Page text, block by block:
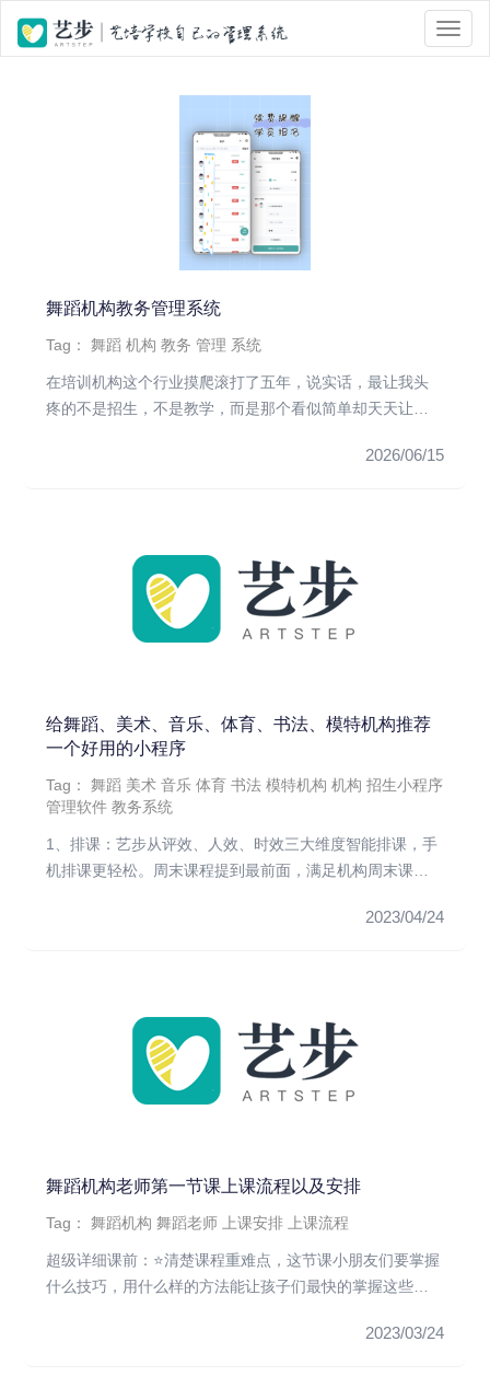
位置 : 首页 > Tag 标签页面 > 舞蹈
舞蹈机构教务管理系统
Tag：舞蹈 机构 教务 管理 系统
在培训机构这个行业摸爬滚打了五年，说实话，最让我头
疼的不是招生，不是教学，而是那个看似简单却天天让我
2026/06/15
给舞蹈、美术、音乐、体育、书法、模特机构推荐
一个好用的小程序
Tag：舞蹈 美术 音乐 体育 书法 模特机构 机构 招生小程序
管理软件 教务系统
1、排课：艺步从评效、人效、时效三大维度智能排课，手
机排课更轻松。周末课程提到最前面，满足机构周末课程
2023/04/24
舞蹈机构老师第一节课上课流程以及安排
Tag：舞蹈机构 舞蹈老师 上课安排 上课流程
超级详细课前：⭐️清楚课程重难点，这节课小朋友们要掌握
什么技巧，用什么样的方法能让孩子们最快的掌握这些技
2023/03/24